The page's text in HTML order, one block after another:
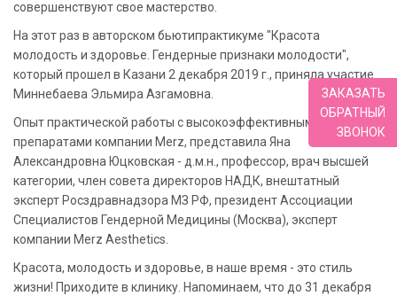
совершенствуют свое мастерство.
На этот раз в авторском бьютипрактикуме "Красота
молодость и здоровье. Гендерные признаки молодости",
который прошел в Казани 2 декабря 2019 г., приняла участие
Миннебаева Эльмира Азгамовна.
Опыт практической работы с высокоэффективными
препаратами компании Merz, представила Яна
Александровна Юцковская - д.м.н., профессор, врач высшей
категории, член совета директоров НАДК, внештатный
эксперт Росздравнадзора МЗ РФ, президент Ассоциации
Специалистов Гендерной Медицины (Москва), эксперт
компании Merz Aesthetics.
Красота, молодость и здоровье, в наше время - это стиль
жизни! Приходите в клинику. Напоминаем, что до 31 декабря
ЗАКАЗАТЬ
ОБРАТНЫЙ
ЗВОНОК